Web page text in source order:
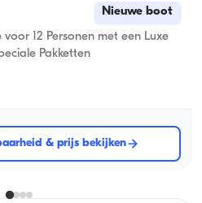
Nieuwe boot
12 Personen met een Luxe
Pakketten
& prijs bekijken